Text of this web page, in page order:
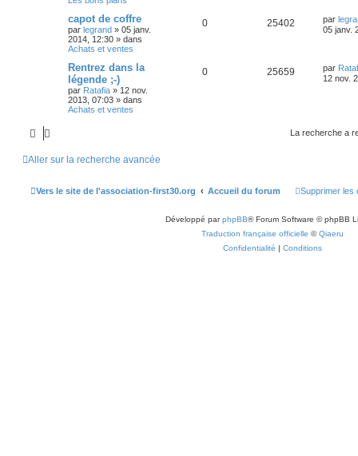
capot de coffre
par legrand » 05 janv.
2014, 12:30 » dans
Achats et ventes
0 25402 par
05 janv.
Rentrez dans la
légende ;-)
par Ratafia » 12 nov.
2013, 07:03 » dans
Achats et ventes
0 25659 par
12 nov.
La recherche a
Aller sur la recherche avancée
Vers le site de l'association-first30.org Accueil du forum Supprimer les
Développé parphpBB® Forum Software © phpBB
Traduction française officielle ©Qiaeru
Confidentialité | Conditions